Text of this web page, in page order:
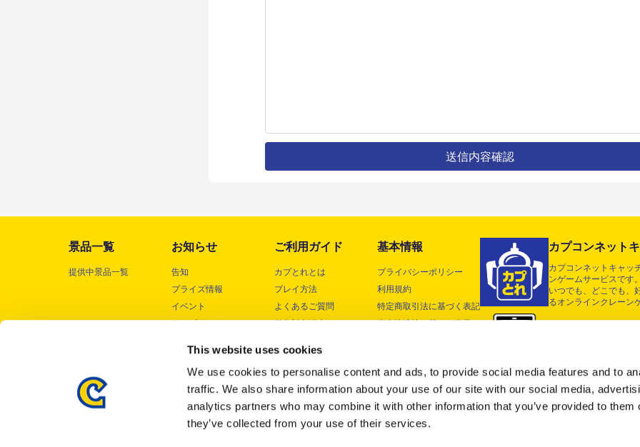
This website uses cookies
We use cookies to personalise content and ads, to provide social media features and to
traffic. We also share information about your use of our site with our social media,
analytics partners who may combine it with other information that you’ve provided to them
they’ve collected from your use of their services.
景品一覧
提供中景品一覧
お知らせ
告知
プライズ情報
イベント
アップデート
ご利用ガイド
カプとれとは
プレイ方法
よくあるご質問
動作対象端末
基本情報
プライバシーポリシー
利用規約
特定商取引法に基づく表記
資金決済法に基づく表示
お問い合わせ
運営会社
カプコンネット
カプコンネットキャッ
ンゲームサービスです
いつでも、どこでも、
るオンラインクレーン